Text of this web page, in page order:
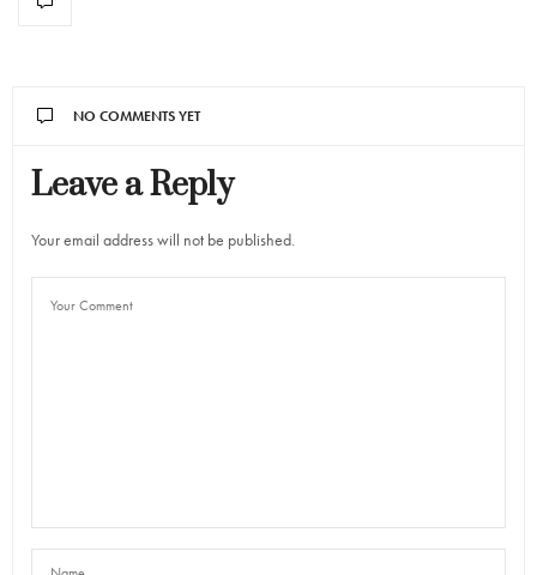
NO COMMENTS YET
Leave a Reply
Your email address will not be published.